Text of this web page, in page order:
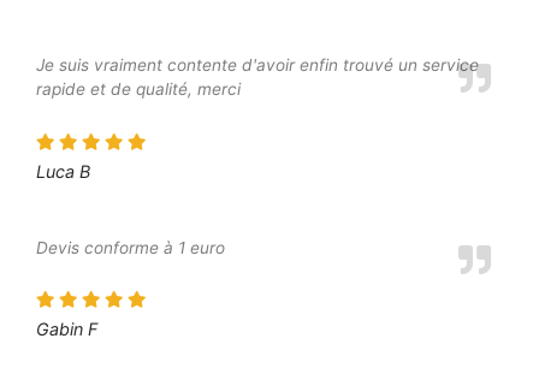
Je suis vraiment contente d'avoir enfin trouvé un service
rapide et de qualité, merci
Luca B
Devis conforme à 1 euro
Gabin F